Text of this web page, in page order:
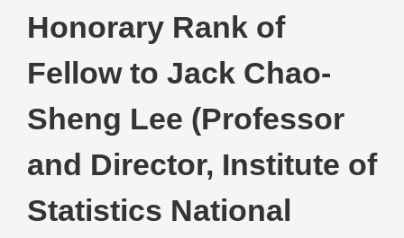
藏品清單全覽
資料調閱申請
管理者登入
Honorary Rank of
Fellow to Jack Chao-
Sheng Lee (Professor
and Director, Institute of
Statistics National